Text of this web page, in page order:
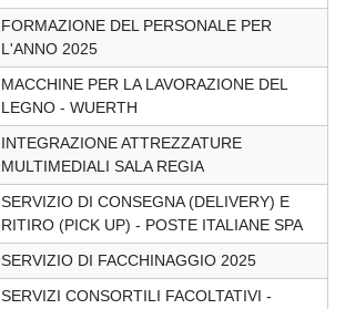
FORMAZIONE DEL PERSONALE PER
L'ANNO 2025
MACCHINE PER LA LAVORAZIONE DEL
LEGNO - WUERTH
INTEGRAZIONE ATTREZZATURE
MULTIMEDIALI SALA REGIA
SERVIZIO DI CONSEGNA (DELIVERY) E
RITIRO (PICK UP) - POSTE ITALIANE SPA
SERVIZIO DI FACCHINAGGIO 2025
SERVIZI CONSORTILI FACOLTATIVI -